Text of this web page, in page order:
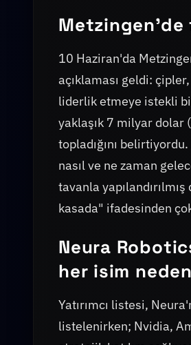
10 Haziran'da
açıklaması geldi:
liderlik etmeye istekli
yaklaşık 7 milyar dolar
topladığını
nasıl ve ne zaman
tavanla
kasada" ifadesinden
Neura
her isim
Yatırımcı listesi,
listelenirken; Nvidia,